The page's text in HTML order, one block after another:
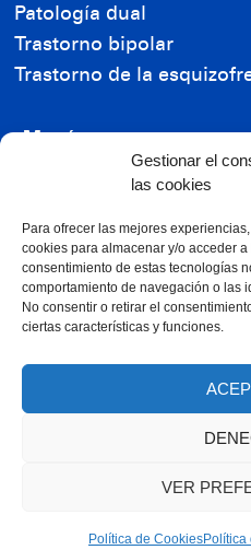
Gestionar el
las cookies
Para ofrecer las mejores
cookies para almacenar y/o acceder
consentimiento de estas tecnologías
comportamiento de navegación o las
No consentir o retirar el
ciertas características y funciones.
VER
Política de CookiesPolítica
Patología dual
Trastorno bipolar
Trastorno de la
Menú
Residencia de Mayores
Reconocimientos
Ayudas económicas
Contacta con nosotros
Trabaja con nosotros
© 2023, todos los